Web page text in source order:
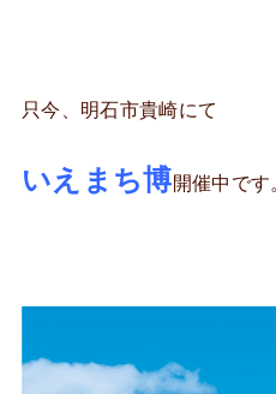
只今、明石市貴崎にて
いえまち博開催中です